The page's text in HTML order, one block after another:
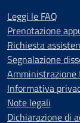
Leggi le FAQ
Prenotazione
Richiesta
Segnalazione
Informativa
Note legali
Dichiarazione di